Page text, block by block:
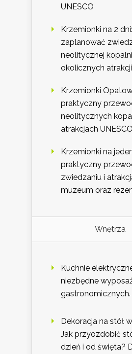
UNESCO
Krzemionki na 2
zaplanować
neolitycznej
okolicznych atrakcji
Krzemionki
praktyczny
neolitycznych
atrakcjach UNESCO
Krzemionki na
praktyczny
zwiedzaniu i
muzeum oraz
Wnętrza
Kuchnie
niezbędne
gastronomicznych.
Dekoracja na stół
Jak przyozdobić
dzień i od święta?